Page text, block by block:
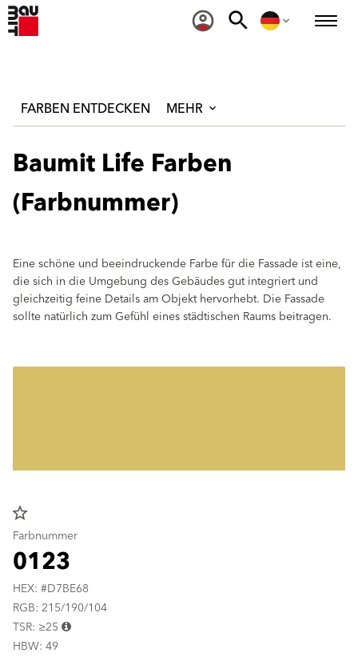
FARBEN ENTDECKEN MEHR
Baumit Life Farben
(Farbnummer)
Eine schöne und beeindruckende Farbe für die Fassade ist eine,
die sich in die Umgebung des Gebäudes gut integriert und
gleichzeitig feine Details am Objekt hervorhebt. Die Fassade
sollte natürlich zum Gefühl eines städtischen Raums beitragen.
star_border
Farbnummer
0123
HEX: #D7BE68
RGB: 215/190/104
TSR: ≥25
HBW: 49